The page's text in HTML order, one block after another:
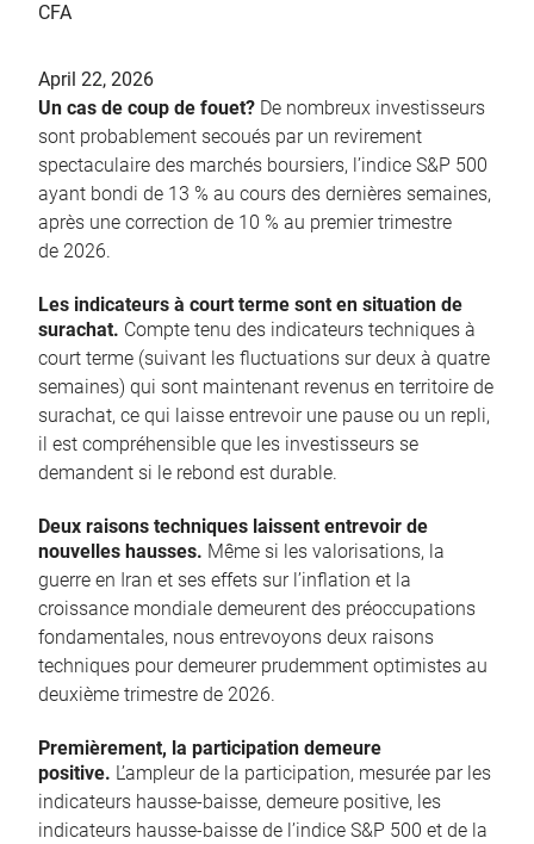
CFA
April 22, 2026
Un cas de coup de fouet? De nombreux investisseurs
sont probablement secoués par un revirement
spectaculaire des marchés boursiers, l’indice S&P 500
ayant bondi de 13 % au cours des dernières semaines,
après une correction de 10 % au premier trimestre
de 2026.
Les indicateurs à court terme sont en situation de
surachat. Compte tenu des indicateurs techniques à
court terme (suivant les fluctuations sur deux à quatre
semaines) qui sont maintenant revenus en territoire de
surachat, ce qui laisse entrevoir une pause ou un repli,
il est compréhensible que les investisseurs se
demandent si le rebond est durable.
Deux raisons techniques laissent entrevoir de
nouvelles hausses. Même si les valorisations, la
guerre en Iran et ses effets sur l’inflation et la
croissance mondiale demeurent des préoccupations
fondamentales, nous entrevoyons deux raisons
techniques pour demeurer prudemment optimistes au
deuxième trimestre de 2026.
Premièrement, la participation demeure
positive. L’ampleur de la participation, mesurée par les
indicateurs hausse-baisse, demeure positive, les
indicateurs hausse-baisse de l’indice S&P 500 et de la